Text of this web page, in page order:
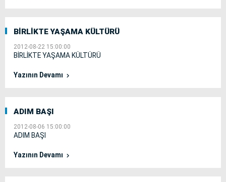
BİRLİKTE YAŞAMA KÜLTÜRÜ
2012-08-22 15:00:00
BİRLİKTE YAŞAMA KÜLTÜRÜ
Yazının Devamı
ADIM BAŞI
2012-08-06 15:00:00
ADIM BAŞI
Yazının Devamı